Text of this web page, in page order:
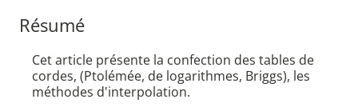
Résumé
Cet article présente la confection des tables de
cordes, (Ptolémée, de logarithmes, Briggs), les
méthodes d'interpolation.